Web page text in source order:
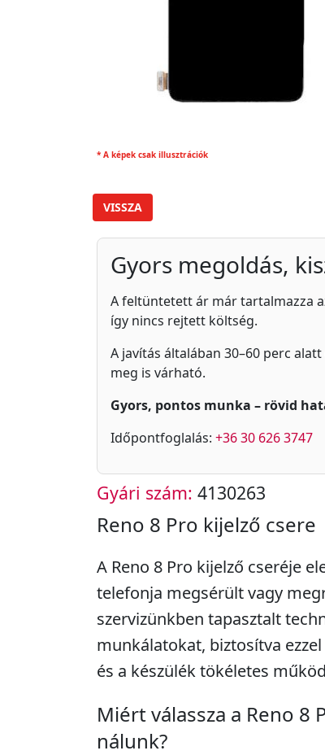
* A képek csak illusztrációk
VISSZA
Gyors megoldás,
A feltüntetett ár már tartalmazza
így nincs rejtett költség.
A javítás általában 30–60 perc
meg is várható.
Gyors, pontos munka – rövid
Időpontfoglalás: +36 30 626 3747
Gyári szám: 4130263
Reno 8 Pro kijelző csere
A Reno 8 Pro kijelző cseréje
telefonja megsérült vagy
szervizünkben tapasztalt
munkálatokat, biztosítva
és a készülék tökéletes
Miért válassza a Reno 8
nálunk?